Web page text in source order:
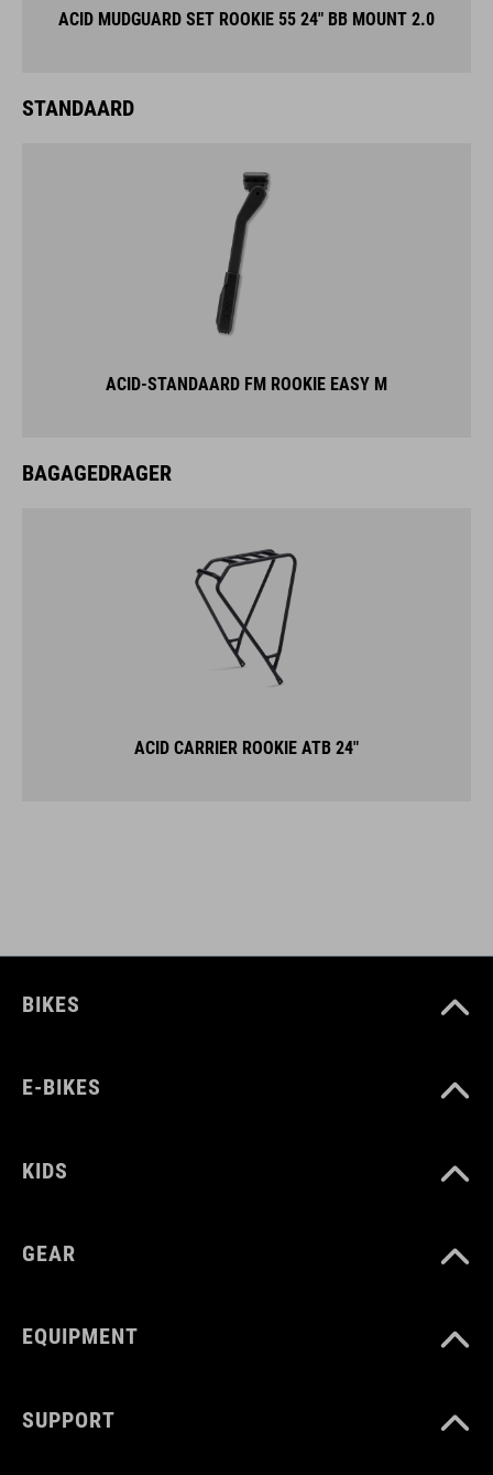
ACID MUDGUARD SET ROOKIE 55 24" BB MOUNT 2.0
STANDAARD
ACID-STANDAARD FM ROOKIE EASY M
BAGAGEDRAGER
ACID CARRIER ROOKIE ATB 24"
BIKES
E-BIKES
KIDS
GEAR
EQUIPMENT
SUPPORT